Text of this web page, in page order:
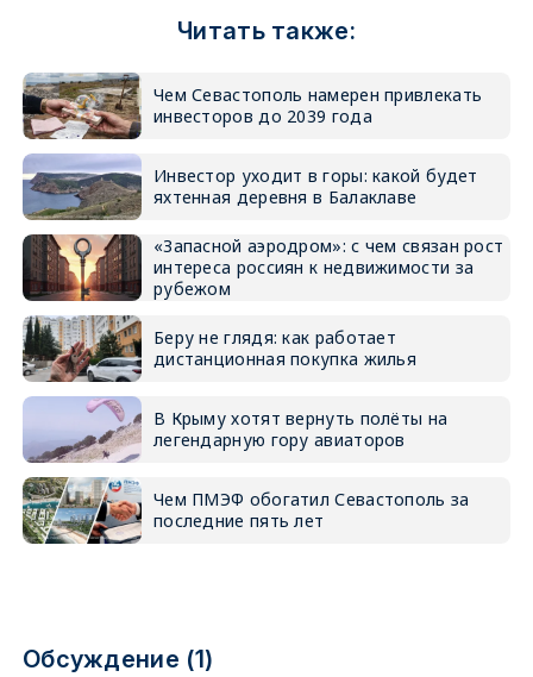
Читать также:
Чем Севастополь намерен привлекать
инвесторов до 2039 года
Инвестор уходит в горы: какой будет
яхтенная деревня в Балаклаве
«Запасной аэродром»: с чем связан рост
интереса россиян к недвижимости за
рубежом
Беру не глядя: как работает
дистанционная покупка жилья
В Крыму хотят вернуть полёты на
легендарную гору авиаторов
Чем ПМЭФ обогатил Севастополь за
последние пять лет
Обсуждение (1)